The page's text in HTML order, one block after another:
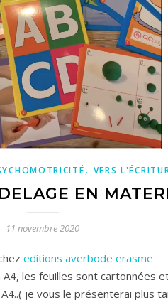
, VERS
EN
11 novembre 2020
editions averbode erasme
les feuilles sont cartonnées
je vous le présenterai plus